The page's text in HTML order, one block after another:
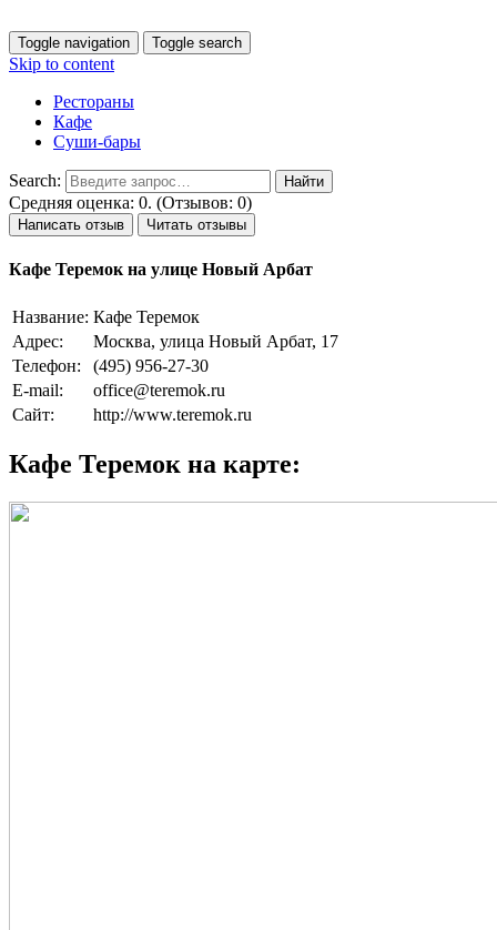
Toggle navigation Toggle search
Skip to content
Рестораны
Кафе
Суши-бары
Search:
Средняя оценка: 0. (Отзывов: 0)
Написать отзыв Читать отзывы
Кафе Теремок на улице Новый Арбат
Название: Кафе Теремок
Адрес:
Москва, улица Новый Арбат, 17
Телефон:
(495) 956-27-30
E-mail:
office@teremok.ru
Сайт:
http://www.teremok.ru
Кафе Теремок на карте: